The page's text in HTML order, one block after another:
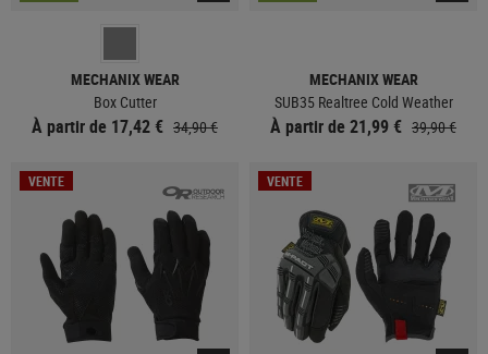
MECHANIX WEAR
Box Cutter
À partir de 17,42 € 34,90 €
MECHANIX WEAR
SUB35 Realtree Cold Weather
À partir de 21,99 € 39,90 €
VENTE VENTE